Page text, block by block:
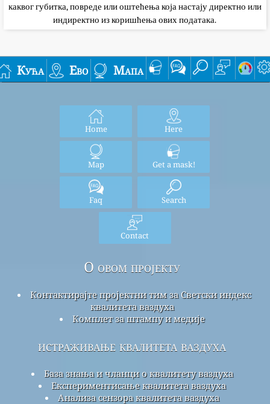
каквог губитка, повреде или оштећења која настају директно или
индиректно из коришћења ових података.
Кућа Ево Мапа
Home Here
Map Get a mask!
Faq Search
Contact
О овом пројекту
Контактирајте пројектни тим за Светски индекс
квалитета ваздуха
Комплет за штампу и медије
истраживање квалитета ваздуха
База знања и чланци о квалитету ваздуха
Експериментисање квалитета ваздуха
Анализа сензора квалитета ваздуха